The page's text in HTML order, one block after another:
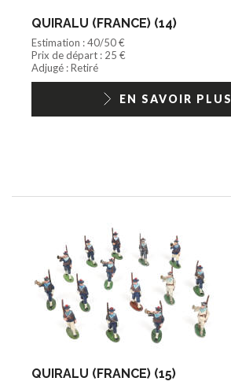
QUIRALU (FRANCE) (14)
Estimation : 40/50 €
Prix de départ : 25 €
Adjugé : Retiré
EN SAVOIR PLUS
QUIRALU (FRANCE) (15)